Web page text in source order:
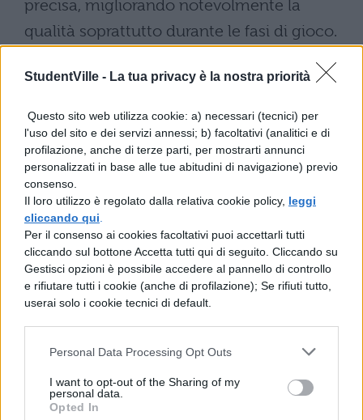
StudentVille - La tua privacy è la nostra priorità
Questo sito web utilizza cookie: a) necessari (tecnici) per
l'uso del sito e dei servizi annessi; b) facoltativi (analitici e di
profilazione, anche di terze parti, per mostrarti annunci
personalizzati in base alle tue abitudini di navigazione) previo
consenso.
Il loro utilizzo è regolato dalla relativa cookie policy, leggi
cliccando qui
Per il consenso ai cookies facoltativi puoi accettarli tutti
cliccando sul bottone Accetta tutti qui di seguito. Cliccando su
Gestisci opzioni è possibile accedere al pannello di controllo
e rifiutare tutti i cookie (anche di profilazione); Se rifiuti tutto,
userai solo i cookie tecnici di default.
Personal Data Processing Opt Outs
I want to opt-out of the Sharing of my
personal data.
Opted In
precisa, migliorando notevolmente la
qualità soprattutto durante le fasi di gioco.
Black Shark 5 Pro
Ma non finisce qui. I nuovi Black Shark
contano sensori fotografici posteriori da 64
e 108 MP, connettività 5G per una velocità
ottimale di connessione, audio stereo ed un
design clamorosamente aggressivo. Sotto
la scocca, inoltre, c’è tutta la qualità di un
comparto di dissipazione a raffreddamento
liquido reingegnerizzato per offrire le